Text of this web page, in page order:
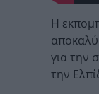
Η
για την
την